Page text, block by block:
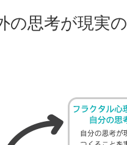
の思考が現実